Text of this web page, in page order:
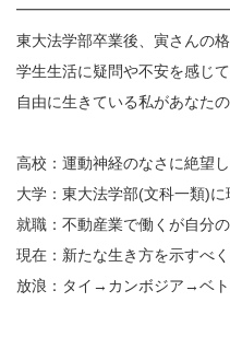
東大法学部卒業後、寅さんの
学生生活に疑問や不安を感じ
自由に生きている私があなた
高校：運動神経のなさに絶望
大学：東大法学部(文科一類)に
就職：不動産業で働くが自分
現在：新たな生き方を示すべ
放浪：タイ→カンボジア→ベ